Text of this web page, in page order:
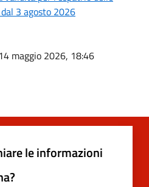
3 agosto 2026
maggio 2026, 18:46
le informazioni